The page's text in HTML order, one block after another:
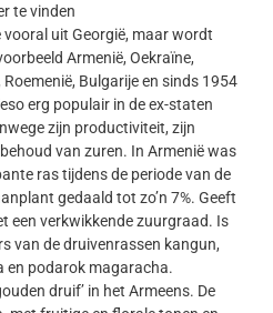
te vinden
vooral uit Georgië, maar wordt
Armenië, Oekraïne,
Bulgarije en sinds 1954
erg populair in de ex-staten
zijn productiviteit, zijn
van zuren. In Armenië was
ras tijdens de periode van de
gedaald tot zo’n 7%. Geeft
een verkwikkende zuurgraad. Is
van de druivenrassen kangun,
en podarok magaracha.
druif’ in het Armeens. De